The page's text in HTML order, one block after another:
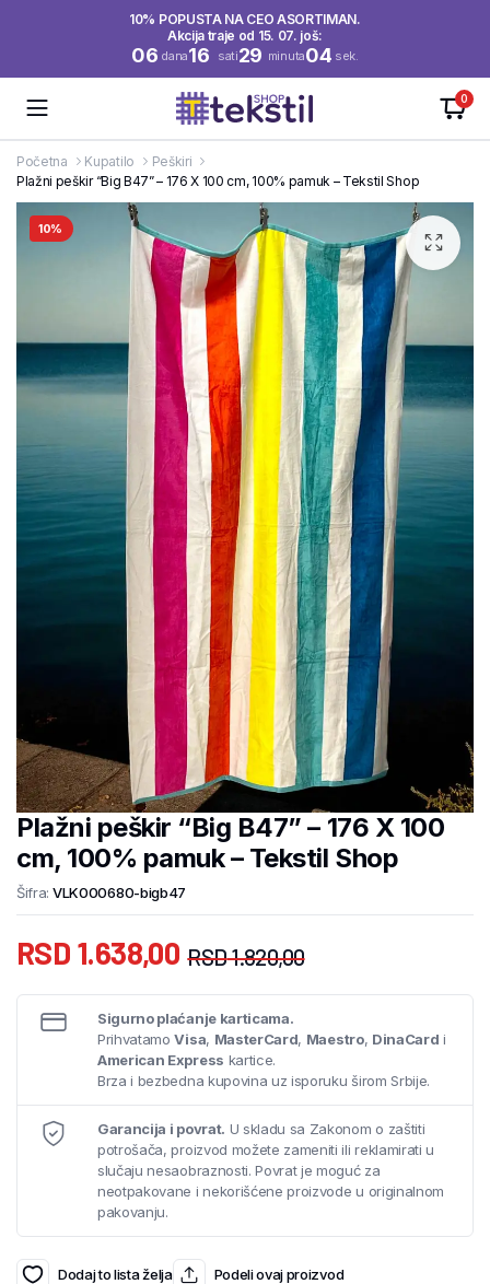
10% POPUSTA NA CEO ASORTIMAN.
Akcija traje od 15. 07. još:
06 dana16 sati29 minuta04 sek.
0
Početna Kupatilo
Peškiri
Plažni peškir “Big B47” – 176 X 100 cm, 100% pamuk – Tekstil Shop
10%
Plažni peškir “Big B47” – 176 X 100
cm, 100% pamuk – Tekstil Shop
Šifra: VLK000680-bigb47
RSD1.820,00
RSD 1.638,00
Sigurno plaćanje karticama.
PrihvatamoVisa, MasterCard, Maestro, DinaCard i
American Express kartice.
Brza i bezbedna kupovina uz isporuku širom Srbije.
Garancija i povrat. U skladu sa Zakonom o zaštiti
potrošača, proizvod možete zameniti ili reklamirati u
slučaju nesaobraznosti. Povrat je moguć za
neotpakovane i nekorišćene proizvode u originalnom
pakovanju.
Dodaj to lista želja Podeli ovaj proizvod